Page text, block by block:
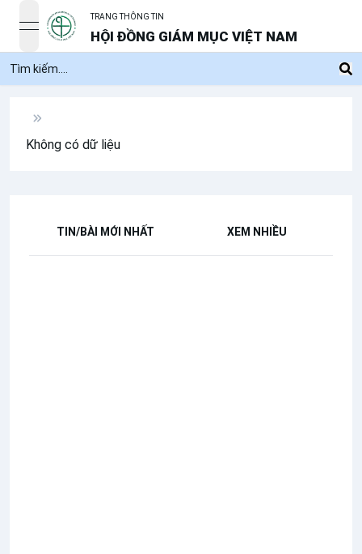
open navigation menu
TRANG THÔNG TIN
HỘI ĐỒNG GIÁM MỤC VIỆT NAM
Không có dữ liệu
TIN/BÀI MỚI NHẤT XEM NHIỀU